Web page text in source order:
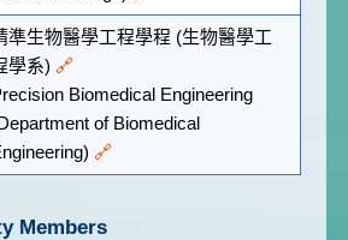
準生物醫學工程學程 (生物醫學工
學系) 🔗
Biomedical Engineering
of Biomedical
🔗
Members